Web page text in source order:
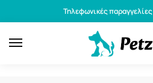
Τηλεφωνικές παραγγελίες